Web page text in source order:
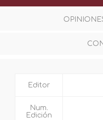
Editor
Num.
Edición